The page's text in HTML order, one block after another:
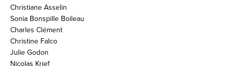
Christiane Asselin
Sonia Bonspille Boileau
Charles Clément
Christine Falco
Julie Godon
Nicolas Krief